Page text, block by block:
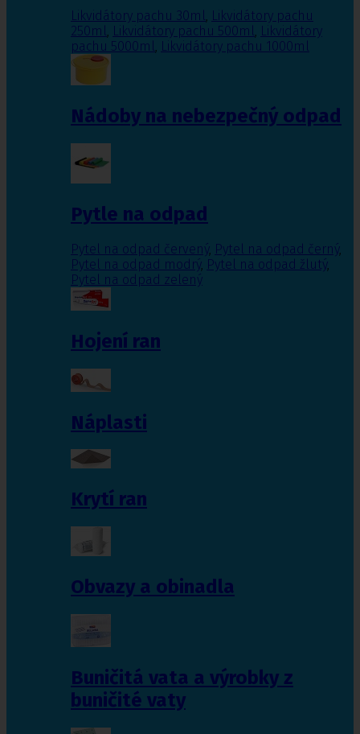
Likvidátory pachu 30ml, Likvidátory pachu
250ml, Likvidátory pachu 500ml, Likvidátory
pachu 5000ml, Likvidátory pachu 1000ml
Nádoby na nebezpečný odpad
Pytle na odpad
Pytel na odpad červený, Pytel na odpad černý,
Pytel na odpad modrý, Pytel na odpad žlutý,
Pytel na odpad zelený
Hojení ran
Náplasti
Krytí ran
Obvazy a obinadla
Buničitá vata a výrobky z
buničité vaty